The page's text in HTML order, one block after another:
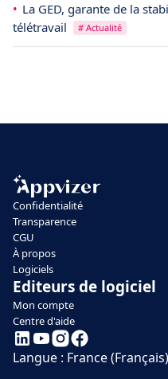
La GED, garante de la
télétravail
# Actualité
Confidentialité
Transparence
CGU
À propos
Logiciels
Editeurs de logiciel
Mon compte
Centre d'aide
Langue : France (Français)